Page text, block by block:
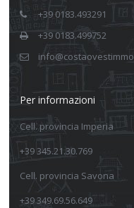
+39 0183.493291
+39 0183.499752
Per informazioni
Cell. provincia Imperia
+39 345.21.30.769
Cell. provincia Savona
+39 349.69.56.649